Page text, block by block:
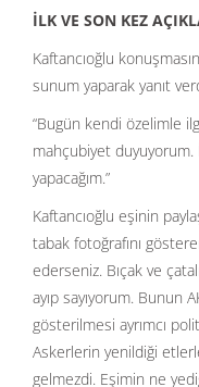
İLK VE SON KEZ
Kaftancıoğlu
sunum yaparak yanıt
“Bugün kendi özelimle
mahçubiyet duyuyorum.
yapacağım.”
Kaftancıoğlu eşinin
tabak fotoğrafını
ederseniz. Bıçak ve
ayıp sayıyorum. Bunun
gösterilmesi ayrımcı
Askerlerin yenildiği
gelmezdi. Eşimin ne